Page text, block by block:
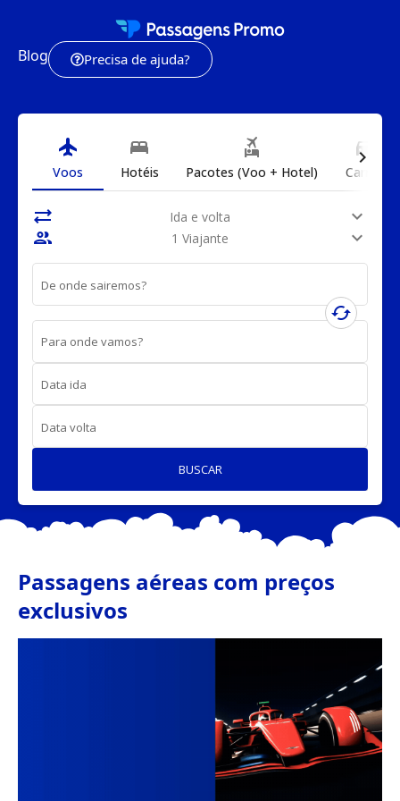
Blog Precisa de ajuda?
flight
Voos
bed
Hotéis
flights_and_hotels
Pacotes (Voo + Hotel)
directions_car
Carros
sync_alt Ida e volta
expand_more
people
1 Viajante expand_more
De onde sairemos?
cached
Para onde vamos?
Data ida
Data volta
BUSCAR
chevron_right
Passagens aéreas com preços
exclusivos